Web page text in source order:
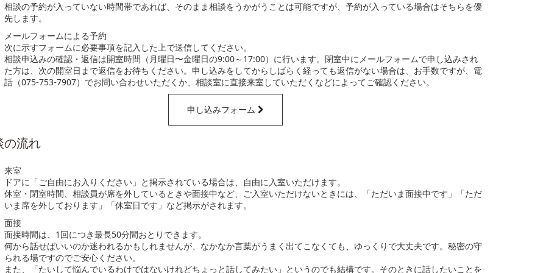
相談の予約が入っていない時間帯であれば、そのまま相談をうかがうことは可能ですが、予約が入っている場合はそちらを優
先します。
メールフォームによる予約
次に示すフォームに必要事項を記入した上で送信してください。
相談申込みの確認・返信は開室時間（月曜日〜金曜日の9:00～17:00）に行います。閉室中にメールフォームで申し込みされ
た方は、次の開室日まで返信をお待ちください。申し込みをしてからしばらく経っても返信がない場合は、お手数ですが、電
話（075-753-7907）でお問い合わせいただくか、相談室に直接来室していただくなどによってご確認ください。
申し込みフォーム
の流れ
来室
ドアに「ご自由にお入りください」と掲示されている場合は、自由に入室いただけます。
休室・閉室時間、相談員が席を外しているときや面接中など、ご入室いただけないときには、「ただいま面接中です」「ただ
いま席を外しております」「休室日です」など掲示がされます。
面接
面接時間は、1回につき最長50分間おとりできます。
何から話せばいいのか迷われるかもしれませんが、なかなか言葉がうまく出てこなくても、ゆっくりで大丈夫です。秘密の守
られる場ですのでご安心ください。
また、「たいして悩んでいるわけではないけれどちょっと話してみたい」というのでも結構です。そのときに話したいことを